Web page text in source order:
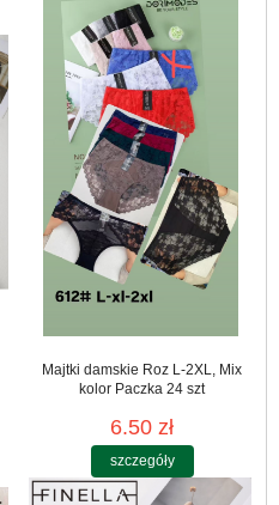
Majtki damskie Roz L-2XL, Mix
kolor Paczka 24 szt
6.50 zł
szczegóły